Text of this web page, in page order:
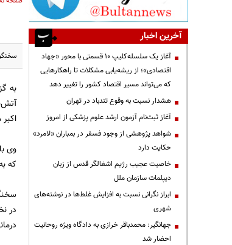
به
وی
که به علت
آخرین اخبار
آغاز یک سلسله‌کلیپ ۱۰ قسمتی با محور «جهاد
اقتصادی»؛ از ریشه‌یابی مشکلات تا راهکارهایی
که می‌تواند مسیر اقتصاد کشور را تغییر دهد
هشدار نسبت به وقوع تندباد در تهران
آغاز ثبت‌نام آزمون ارشد علوم پزشکی از امروز
شواهد پژوهشی از وجود فسفر در بمباران «لامرد»
حکایت دارد
خاصیت عجیب رژیم اشغالگر قدس از زبان
دیپلمات سازمان ملل
ابراز نگرانی نسبت به افزایش غلط‌ها در نوشته‌های
شهری
جهانگیر: محمدباقر خرازی به دادگاه ویژه روحانیت
احضار شد